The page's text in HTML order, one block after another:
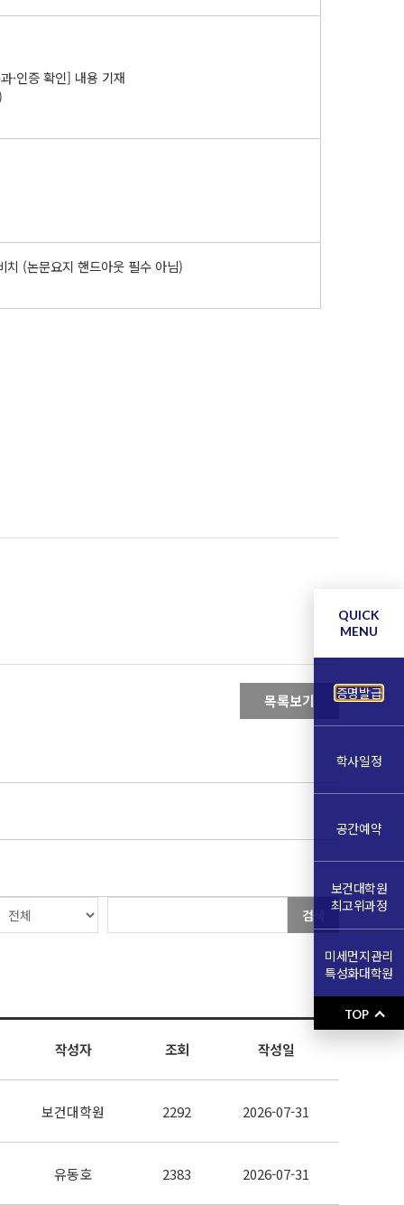
·인증 확인] 내용 기재
(논문요지 핸드아웃 필수 아님)
목록보기
검색
작성자 조회 작성일
보건대학원 2292 2026-07-31
유동호 2383 2026-07-31
QUICK
MENU
증명발급
학사일정
공간예약
보건대학원
최고위과정
미세먼지관리
특성화대학원
TOP